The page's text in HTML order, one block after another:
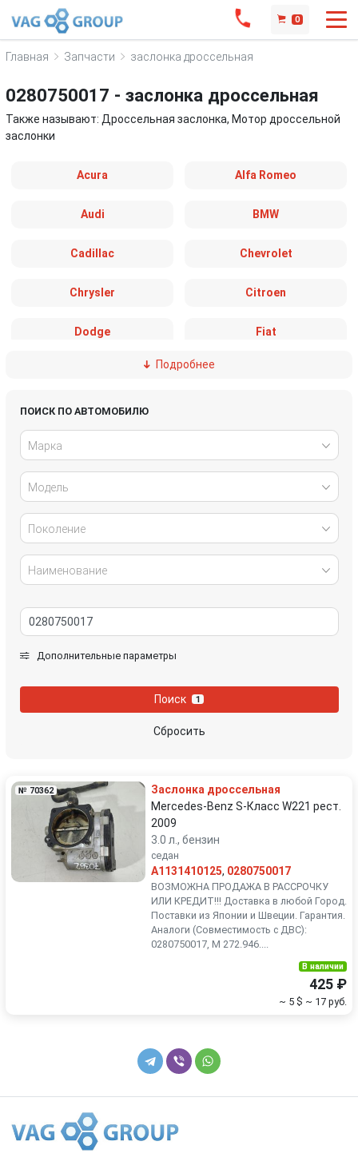
0
Главная Запчасти заслонка дроссельная
0280750017 - заслонка дроссельная
Также называют: Дроссельная заслонка, Мотор дроссельной
заслонки
Acura Alfa Romeo
Audi BMW
Cadillac Chevrolet
Chrysler Citroen
Dodge Fiat
Honda
Kia
Land Rover
Mazda Mercedes-Benz
Nissan Opel
SEAT Skoda
Smart
Subaru
Volkswagen
Подробнее
ПОИСК ПО АВТОМОБИЛЮ
Марка
Модель
Поколение
Наименование
Дополнительные параметры
Поиск 1
Сбросить
№ 70362
Заслонка дроссельная
Mercedes-Benz S-Класс W221 рест.
2009
3.0 л., бензин
седан
A1131410125, 0280750017
ВОЗМОЖНА ПРОДАЖА В РАССРОЧКУ
ИЛИ КРЕДИТ!!! Доставка в любой Город.
Поставки из Японии и Швеции. Гарантия.
Аналоги (Совместимость с ДВС):
0280750017, M 272.946....
В наличии
425 ₽
~ 5 $ ~ 17 руб.